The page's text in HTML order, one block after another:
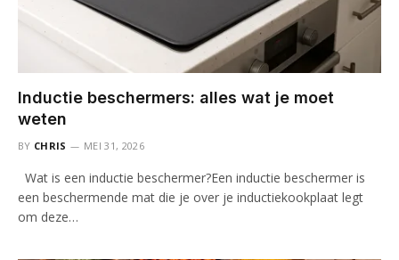
Inductie beschermers: alles wat je moet
weten
BY CHRIS MEI 31, 2026
Wat is een inductie beschermer?Een inductie beschermer is
een beschermende mat die je over je inductiekookplaat legt
om deze…